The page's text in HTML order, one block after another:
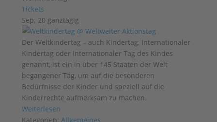
Tickets
Sep. 20 ganztägig
Der Weltkindertag – auch Kindertag, Internationaler
Kindertag oder Internationaler Tag des Kindes
genannt, ist ein in über 145 Staaten der Welt
begangener Tag, um auf die besonderen
Bedürfnisse der Kinder und speziell auf die
Kinderrechte aufmerksam zu machen.
Weiterlesen
Kategorien: Allgemeines